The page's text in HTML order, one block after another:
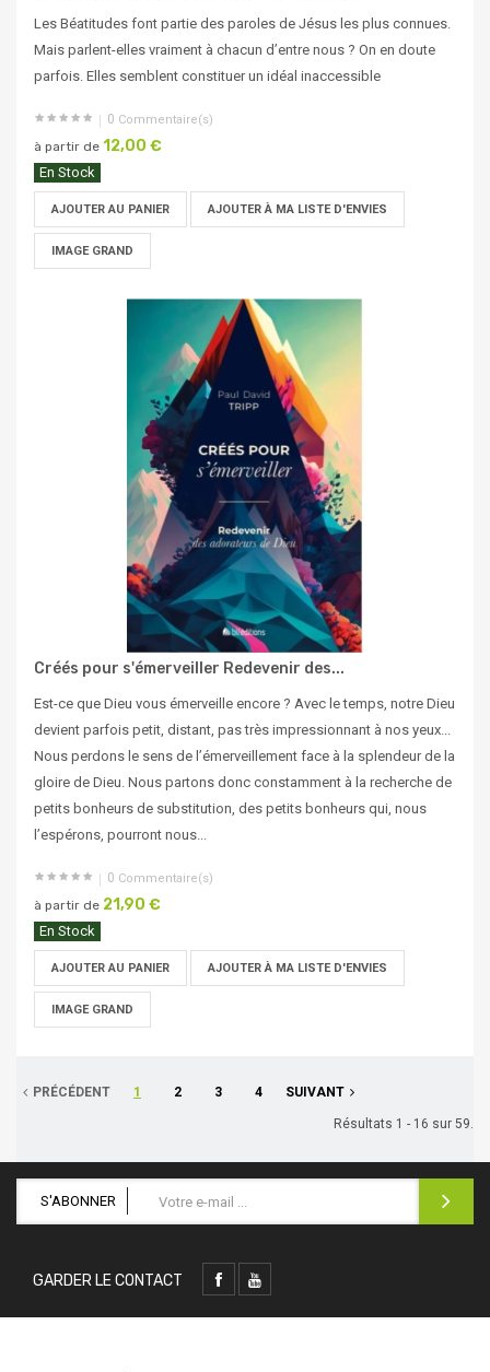
Les Béatitudes font partie des paroles de Jésus les plus connues.
Mais parlent-elles vraiment à chacun d’entre nous ? On en doute
parfois. Elles semblent constituer un idéal inaccessible
0 Commentaire(s)
à partir de 12,00 €
En Stock
AJOUTER AU PANIER AJOUTER À MA LISTE D'ENVIES
IMAGE GRAND
Créés pour s'émerveiller Redevenir des...
Est-ce que Dieu vous émerveille encore ? Avec le temps, notre Dieu
devient parfois petit, distant, pas très impressionnant à nos yeux...
Nous perdons le sens de l’émerveillement face à la splendeur de la
gloire de Dieu. Nous partons donc constamment à la recherche de
petits bonheurs de substitution, des petits bonheurs qui, nous
l’espérons, pourront nous...
0 Commentaire(s)
à partir de 21,90 €
En Stock
AJOUTER AU PANIER AJOUTER À MA LISTE D'ENVIES
IMAGE GRAND
PRÉCÉDENT 1 2 3 4 SUIVANT
Résultats 1 - 16 sur 59.
S'ABONNER
GARDER LE CONTACT